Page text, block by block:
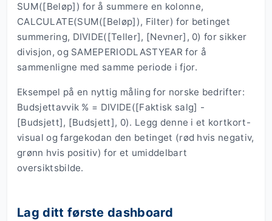
SUM([Beløp]) for å summere en kolonne,
CALCULATE(SUM([Beløp]), Filter) for betinget
summering, DIVIDE([Teller], [Nevner], 0) for sikker
divisjon, og SAMEPERIODLASTYEAR for å
sammenligne med samme periode i fjor.
Eksempel på en nyttig måling for norske bedrifter:
Budsjettavvik % = DIVIDE([Faktisk salg] -
[Budsjett], [Budsjett], 0). Legg denne i et kortkort-
visual og fargekodan den betinget (rød hvis negativ,
grønn hvis positiv) for et umiddelbart
oversiktsbilde.
Lag ditt første dashboard